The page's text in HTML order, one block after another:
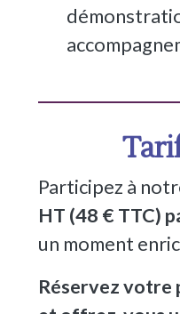
Participez à
HT (48 € TTC)
un moment
Réservez votre